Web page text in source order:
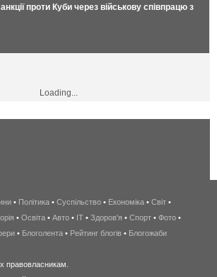
проти Куби через військову співпрацю з
Loading...
беспроводной
интернет
киев
• Політика • Суспільство • Економіка • Світ •
• Освіта • Авто • IT • Здоров'я • Спорт • Фото •
• Блоголента • Рейтинг блогів • Блогожаби
правовласникам.